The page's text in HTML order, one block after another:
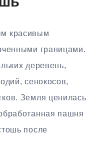
красивым
границами.
деревень,
сенокосов,
Земля ценилась
пашня
после